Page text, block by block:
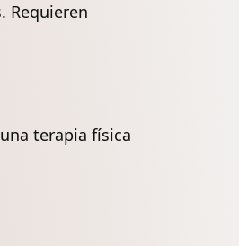
Requieren
terapia física